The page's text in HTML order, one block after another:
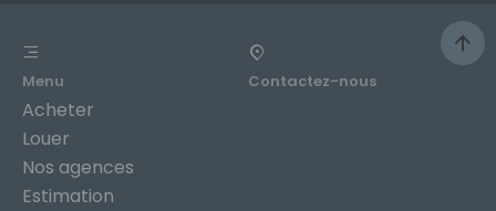
Menu
Acheter
Louer
Nos agences
Estimation
Contactez-nous